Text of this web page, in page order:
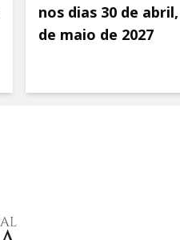
nos dias 30 de
de maio de 2027